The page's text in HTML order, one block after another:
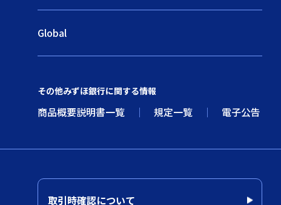
Global
その他みずほ銀行に関する情報
商品概要説明書一覧 規定一覧 電子公告
取引時確認について